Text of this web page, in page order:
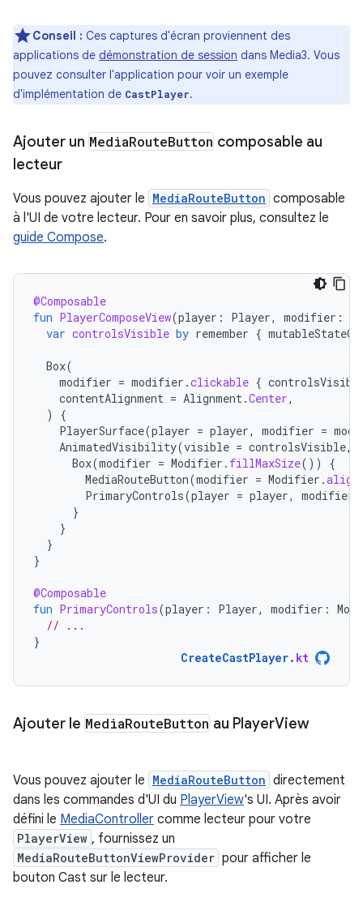
Conseil : Ces captures d'écran proviennent des
applications de démonstration de session dans Media3. Vous
pouvez consulter l'application pour voir un exemple
d'implémentation de CastPlayer.
Ajouter un MediaRouteButton composable au
lecteur
Vous pouvez ajouter le MediaRouteButton composable
à l'UI de votre lecteur. Pour en savoir plus, consultez le
guide Compose.
@Composable
fun PlayerComposeView(player : Player, modifier :
var controlsVisible by remember { mutableStateOf
Box(
modifier = modifier .clickable {
contentAlignment = Alignment .Center,
)
{
PlayerSurface(player = player, modifier =
AnimatedVisibility(visible = controlsVisible,
Box(modifier = Modifier . fillMaxSize())
{
MediaRouteButton(modifier = Modifier .align
PrimaryControls(player = player, modifier
}
}
}
}
@Composable
fun PrimaryControls(player : Player, modifier :
// ...
}
CreateCastPlayer. kt
Ajouter le MediaRouteButton au PlayerView
Vous pouvez ajouter le MediaRouteButton directement
dans les commandes d'UI du PlayerView's UI. Après avoir
défini le MediaController comme lecteur pour votre
PlayerView , fournissez un
MediaRouteButtonViewProvider pour afficher le
bouton Cast sur le lecteur.